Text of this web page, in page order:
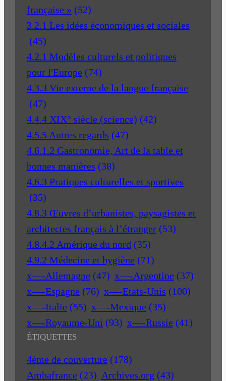
française » (52)
3.2.1 Les idées économiques et sociales
(45)
4.2.1 Modèles culturels et politiques
pour l'Europe (74)
4.3.3 Vie externe de la langue française
(47)
4.4.4 XIX° siècle (science) (42)
4.5.5 Autres regards (47)
4.6.1.2 Gastronomie, Art de la table et
bonnes manières (38)
4.6.3 Pratiques culturelles et sportives
(35)
4.8.3 Œuvres d’urbanistes, paysagistes et
architectes français à l’étranger (53)
4.8.4.2 Amérique du nord (35)
4.9.2 Médecine et hygiène (71)
x—-Allemagne (47) x—-Argentine (37)
x—-Espagne (76) x—-Etats-Unis (100)
x—-Italie (55) x—-Mexique (35)
x—-Royaume-Uni (93) x—-Russie (41)
ÉTIQUETTES
4ème de couverture (178)
Ambafrance (23) Archives.org (43)